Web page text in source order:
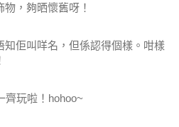
，夠晒懷舊呀！
知佢叫咩名，但係認得個樣。咁樣
齊玩啦！hohoo~